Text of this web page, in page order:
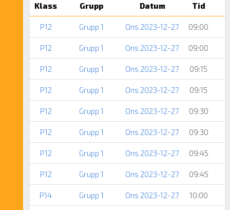
Klass Grupp Datum Tid
P12 Grupp 1 Ons 2023-12-27 09:00
P12 Grupp 1 Ons 2023-12-27 09:00
P12 Grupp 1 Ons 2023-12-27 09:15
P12 Grupp 1 Ons 2023-12-27 09:15
P12 Grupp 1 Ons 2023-12-27 09:30
P12 Grupp 1 Ons 2023-12-27 09:30
P12 Grupp 1 Ons 2023-12-27 09:45
P12 Grupp 1 Ons 2023-12-27 09:45
P14 Grupp 1 Ons 2023-12-27 10:00